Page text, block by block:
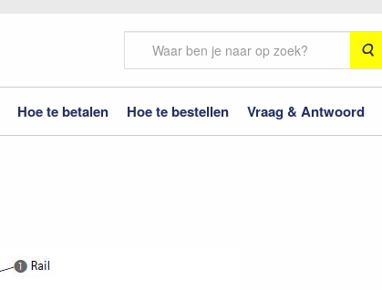
Hoe te betalen Hoe te bestellen Vraag & Antwoord